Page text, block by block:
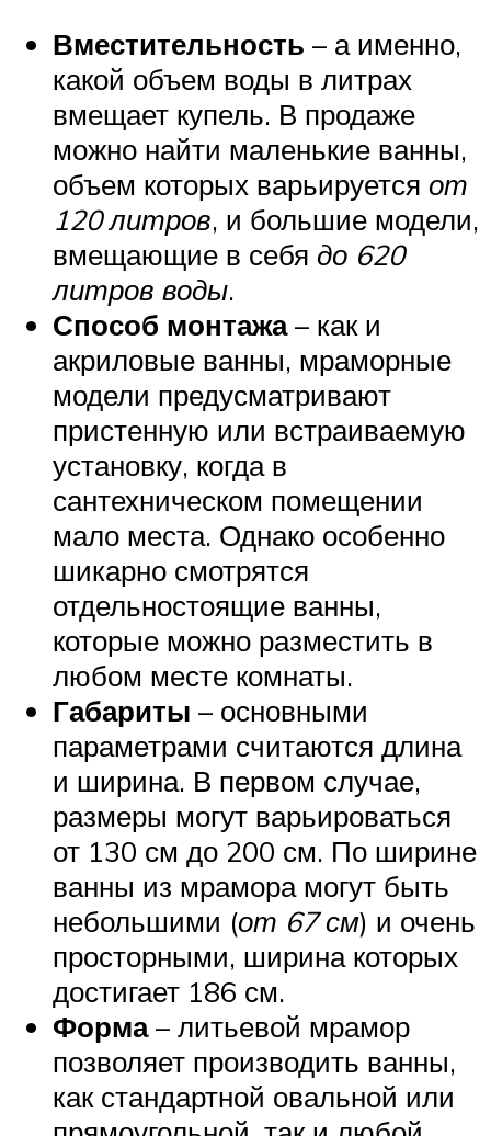
Вместительность – а именно,
какой объем воды в литрах
вмещает купель. В продаже
можно найти маленькие ванны,
объем которых варьируется от
120 литров, и большие модели,
вмещающие в себя до 620
литров воды.
Способ монтажа– как и
акриловые ванны, мраморные
модели предусматривают
пристенную или встраиваемую
установку, когда в
сантехническом помещении
мало места. Однако особенно
шикарно смотрятся
отдельностоящие ванны,
которые можно разместить в
любом месте комнаты.
Габариты – основными
параметрами считаются длина
и ширина. В первом случае,
размеры могут варьироваться
от 130 см до 200 см. По ширине
ванны из мрамора могут быть
небольшими (от 67 см) и очень
просторными, ширина которых
достигает 186 см.
Форма– литьевой мрамор
позволяет производить ванны,
как стандартной овальной или